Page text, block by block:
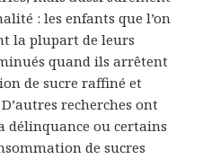
: les enfants que l’on
la plupart de leurs
quand ils arrêtent
de sucre raffiné et
recherches ont
délinquance ou certains
de sucres